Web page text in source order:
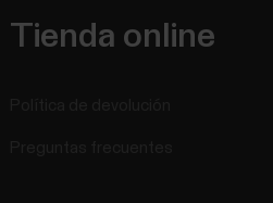
Tienda online